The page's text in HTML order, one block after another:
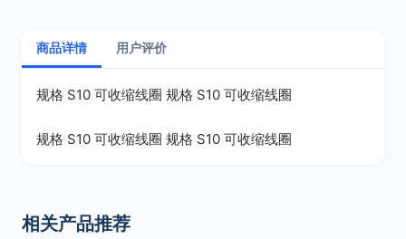
商品详情 用户评价
规格 S10 可收缩线圈 规格 S10 可收缩线圈
规格 S10 可收缩线圈 规格 S10 可收缩线圈
相关产品推荐